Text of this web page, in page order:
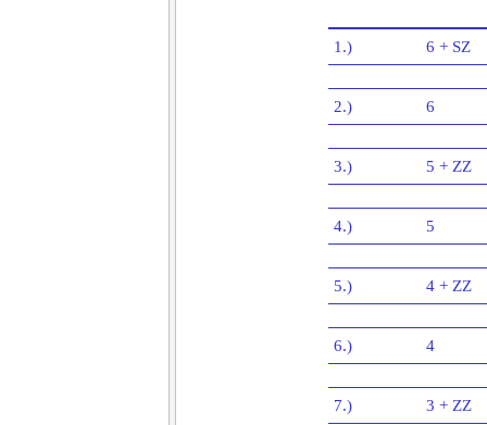
1.) 6 + SZ
2.) 6
3.) 5 + ZZ
4.) 5
5.) 4 + ZZ
6.) 4
7.) 3 + ZZ